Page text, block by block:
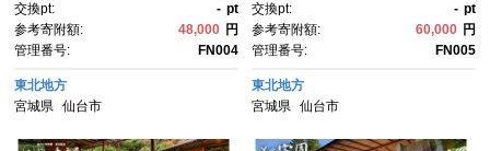
交換pt: - pt
参考寄附額:
48,000 円
管理番号:
FN004
東北地方
宮城県
仙台市
交換pt: - pt
参考寄附額:
60,000 円
管理番号:
FN005
東北地方
宮城県 仙台市